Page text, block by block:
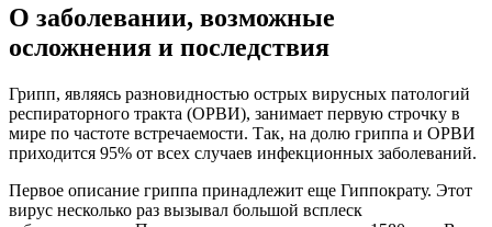
О заболевании, возможные
осложнения и последствия
Грипп, являясь разновидностью острых вирусных патологий
респираторного тракта (ОРВИ), занимает первую строчку в
мире по частоте встречаемости. Так, на долю гриппа и ОРВИ
приходится 95% от всех случаев инфекционных заболеваний.
Первое описание гриппа принадлежит еще Гиппократу. Этот
вирус несколько раз вызывал большой всплеск